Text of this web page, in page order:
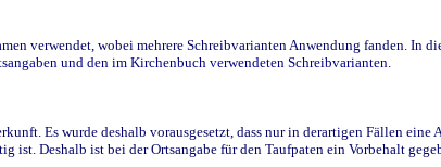
verwendet, wobei mehrere Schreibvarianten Anwendung fanden. In
und den im Kirchenbuch verwendeten Schreibvarianten.
Es wurde deshalb vorausgesetzt, dass nur in derartigen Fällen
Deshalb ist bei der Ortsangabe für den Taufpaten ein Vorbehalt